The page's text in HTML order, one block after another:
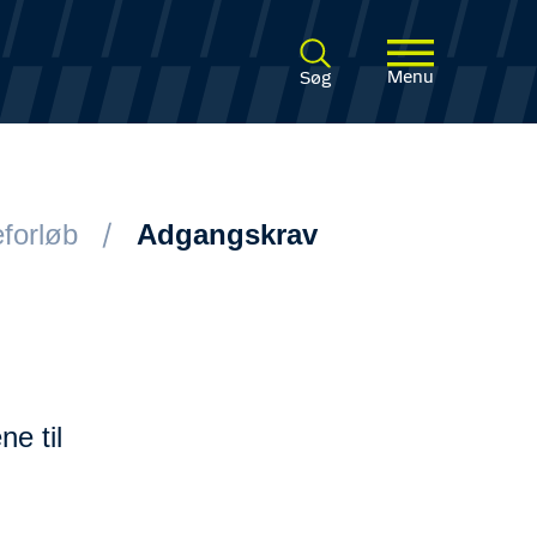
Søg Menu
Adgangskrav
til